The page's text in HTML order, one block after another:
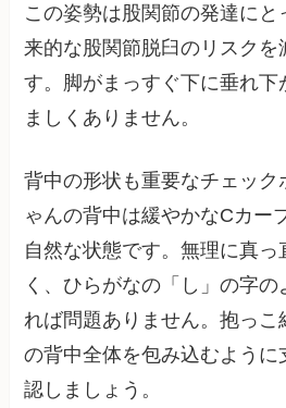
この姿勢は股関節の発達に
来的な股関節脱臼のリスクを
す。脚がまっすぐ下に垂れ
ましくありません。
背中の形状も重要なチェック
ゃんの背中は緩やかなCカー
自然な状態です。無理に真
く、ひらがなの「し」の字
れば問題ありません。抱っこ
の背中全体を包み込むように
認しましょう。